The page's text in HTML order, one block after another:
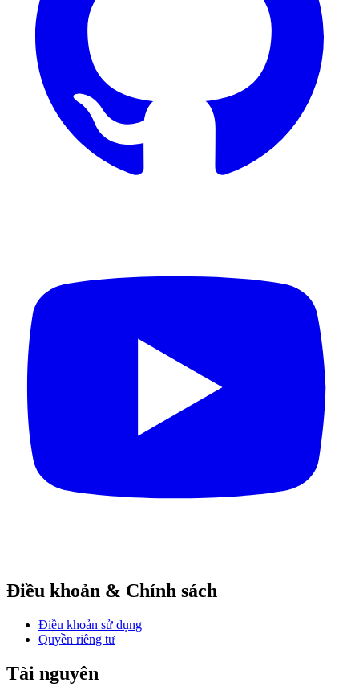
Điều khoản & Chính sách
Điều khoản sử dụng
Quyền riêng tư
Tài nguyên